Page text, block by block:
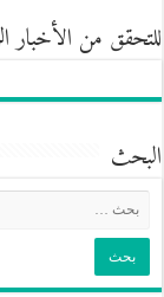
للتحقق من الأخبار
البحث